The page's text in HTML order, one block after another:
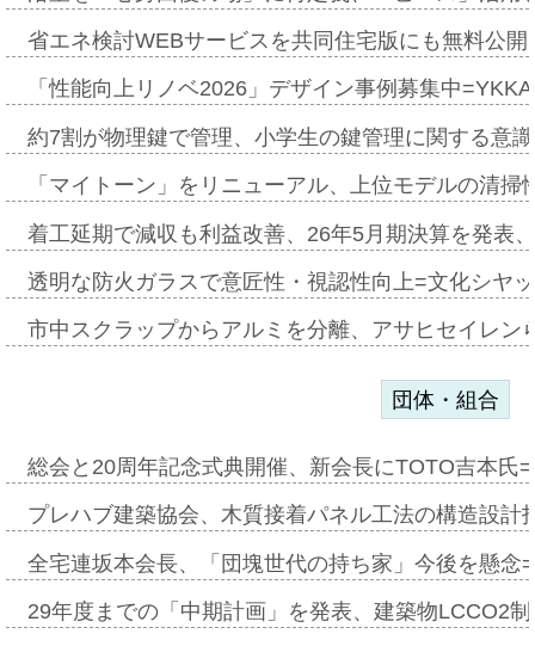
省エネ検討WEBサービスを共同住宅版にも無料公
「性能向上リノベ2026」デザイン事例募集中
約7割が物理鍵で管理、小学生の鍵管理に関する意
「マイトーン」をリニューアル、上位モデルの清
着工延期で減収も利益改善、26年5月期決算を発表
透明な防火ガラスで意匠性・視認性向上=文化シヤ
市中スクラップからアルミを分離、アサヒセイレ
団体・組合
総会と20周年記念式典開催、新会長にTOTO吉本氏
プレハブ建築協会、木質接着パネル工法の構造設
全宅連坂本会長、「団塊世代の持ち家」今後を懸
29年度までの「中期計画」を発表、建築物LCCO2